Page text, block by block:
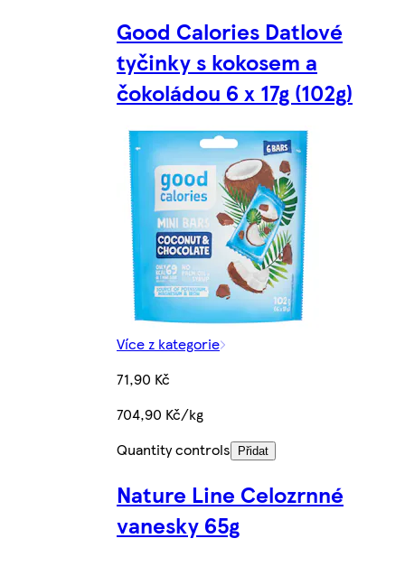
Good Calories Datlové
tyčinky s kokosem a
čokoládou 6 x 17g (102g)
Více z kategorie
71,90 Kč
704,90 Kč/kg
Quantity controls
Přidat
Nature Line Celozrnné
vanesky 65g